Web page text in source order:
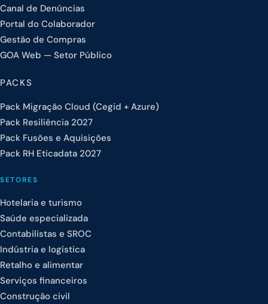
Canal de Denúncias
Portal do Colaborador
Gestão de Compras
GOA Web — Setor Público
PACKS
Pack Migração Cloud (Cegid + Azure)
Pack Resiliência 2027
Pack Fusões e Aquisições
Pack RH Eticadata 2027
SETORES
Hotelaria e turismo
Saúde especializada
Contabilistas e SROC
Indústria e logística
Retalho e alimentar
Serviços financeiros
Construção civil